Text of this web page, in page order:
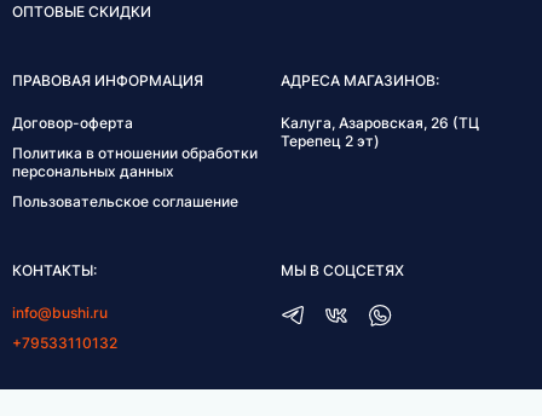
ОПТОВЫЕ СКИДКИ
ПРАВОВАЯ ИНФОРМАЦИЯ
Договор-оферта
Политика в отношении обработки
персональных данных
Пользовательское соглашение
АДРЕСА МАГАЗИНОВ:
Калуга, Азаровская, 26 (ТЦ
Терепец 2 эт)
КОНТАКТЫ:
info@bushi.ru
+79533110132
МЫ В СОЦСЕТЯХ